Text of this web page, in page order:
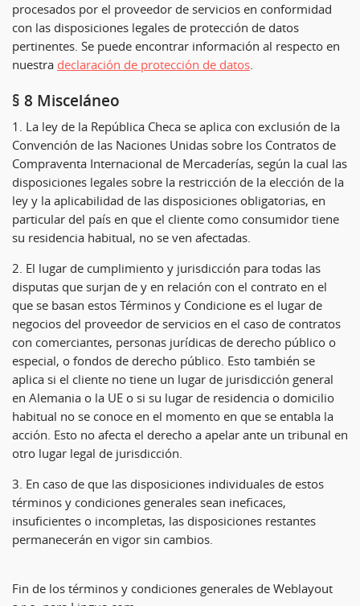
procesados por el proveedor de servicios en conformidad
con las disposiciones legales de protección de datos
pertinentes. Se puede encontrar información al respecto en
nuestra declaración de protección de datos.
§ 8 Misceláneo
1. La ley de la República Checa se aplica con exclusión de la
Convención de las Naciones Unidas sobre los Contratos de
Compraventa Internacional de Mercaderías, según la cual las
disposiciones legales sobre la restricción de la elección de la
ley y la aplicabilidad de las disposiciones obligatorias, en
particular del país en que el cliente como consumidor tiene
su residencia habitual, no se ven afectadas.
2. El lugar de cumplimiento y jurisdicción para todas las
disputas que surjan de y en relación con el contrato en el
que se basan estos Términos y Condicione es el lugar de
negocios del proveedor de servicios en el caso de contratos
con comerciantes, personas jurídicas de derecho público o
especial, o fondos de derecho público. Esto también se
aplica si el cliente no tiene un lugar de jurisdicción general
en Alemania o la UE o si su lugar de residencia o domicilio
habitual no se conoce en el momento en que se entabla la
acción. Esto no afecta el derecho a apelar ante un tribunal en
otro lugar legal de jurisdicción.
3. En caso de que las disposiciones individuales de estos
términos y condiciones generales sean ineficaces,
insuficientes o incompletas, las disposiciones restantes
permanecerán en vigor sin cambios.
Fin de los términos y condiciones generales de Weblayout